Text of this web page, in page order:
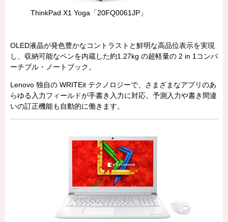
ThinkPad X1 Yoga「20FQ0061JP」
OLED液晶が発色豊かなコントラストと鮮明な高品位表示を実現
し、収納可能なペンを内蔵した約1.27kg の超軽量の 2 in 1コンバ
ーチブル・ノートブック。
Lenovo 独自の WRITEit テクノロジーで、さまざまなアプリのあ
らゆる入力フィールドが手書き入力に対応。予測入力や書き間違
いの訂正機能も自動的に働きます。